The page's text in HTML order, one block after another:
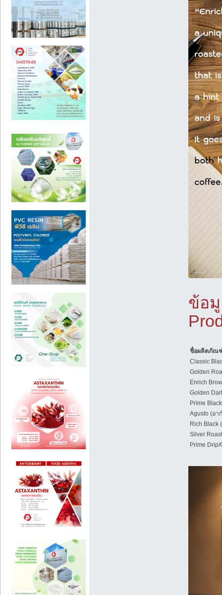
ข้อ
ชื่อผลิตภัณ
Classic
Golden
Enrich
Golden
Prime
Agusto (อา
Rich Black
Silver
Prime